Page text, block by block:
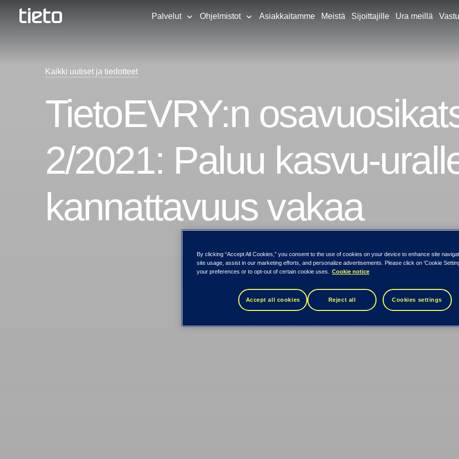
Palvelut Ohjelmistot Asiakkaitamme Meistä Sijoittajille Ura meillä
Kaikki uutiset ja tiedotteet
TietoEVRY:n
2/2021: Paluu kasvu-
kannattavuus vakaa
By clicking “Accept All Cookies,” you consent to the use of cookies on your device to enhance site
site usage, assist in our marketing efforts, and personalize advertisements. Please click on 'Cookie
your preferences or to opt-out of certain cookie uses.
Cookie notice
Accept all cookies Reject all Cookies settings